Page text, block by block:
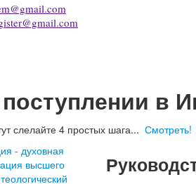
в
слелайте 4 простых шага... Смотреть!